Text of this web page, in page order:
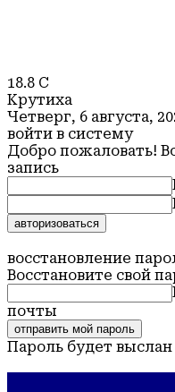
18.8 C
Крутиха
Четверг, 6 августа,
войти в систему
Добро пожаловать!
запись
восстановление
Восстановите свой
почты
Пароль будет